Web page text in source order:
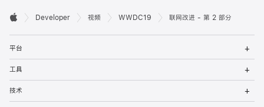
开
发
者
页
脚

Developer 视频 WWDC19 联网改进 - 第 2 部分
平台
菜
工具
菜
技术
菜